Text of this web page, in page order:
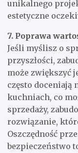
unikalnego
estetyczne
7. Poprawa
Jeśli myślisz o
przyszłości,
może zwiększyć
często doceniają
kuchniach, co
sprzedaży,
rozwiązanie,
Oszczędność
bezpieczeństwo